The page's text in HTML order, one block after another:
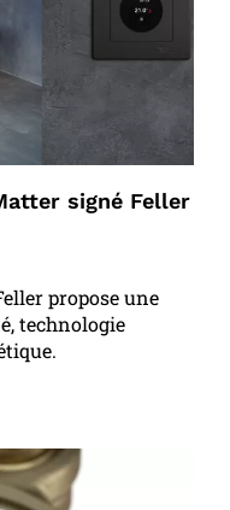
signé Feller
propose une
technologie